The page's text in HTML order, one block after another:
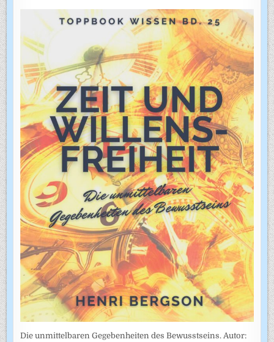
Die unmittelbaren Gegebenheiten des Bewusstseins. Autor: